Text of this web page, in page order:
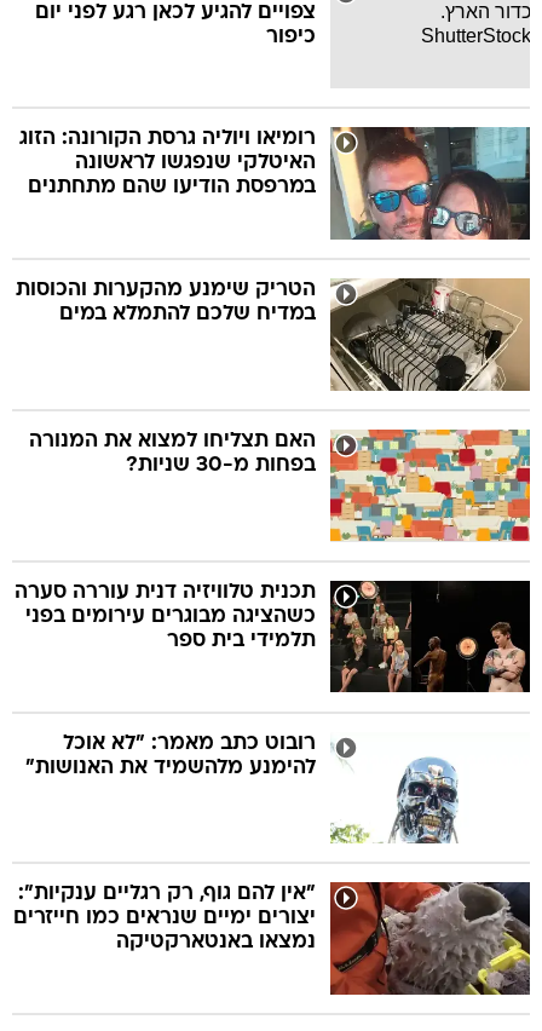
צפויים להגיע לכאן רגע לפני יום
כיפור
רומיאו ויוליה גרסת הקורונה: הזוג
האיטלקי שנפגשו לראשונה
במרפסת הודיעו שהם מתחתנים
הטריק שימנע מהקערות והכוסות
במדיח שלכם להתמלא במים
האם תצליחו למצוא את המנורה
בפחות מ-30 שניות?
תכנית טלוויזיה דנית עוררה סערה
כשהציגה מבוגרים עירומים בפני
תלמידי בית ספר
רובוט כתב מאמר: "לא אוכל
להימנע מלהשמיד את האנושות"
"אין להם גוף, רק רגליים ענקיות":
יצורים ימיים שנראים כמו חייזרים
נמצאו באנטארקטיקה